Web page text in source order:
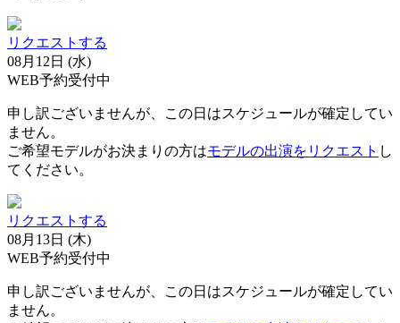
リクエストする
08月12日 (水)
WEB予約受付中
申し訳ございませんが、この日はスケジュールが確定してい
ません。
ご希望モデルがお決まりの方はモデルの出演をリクエスト し
てください。
リクエストする
08月13日 (木)
WEB予約受付中
申し訳ございませんが、この日はスケジュールが確定してい
ません。